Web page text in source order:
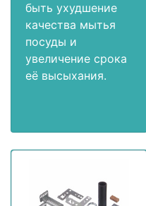
быть ухудшение
качества мытья
посуды и
увеличение срока
её высыхания.